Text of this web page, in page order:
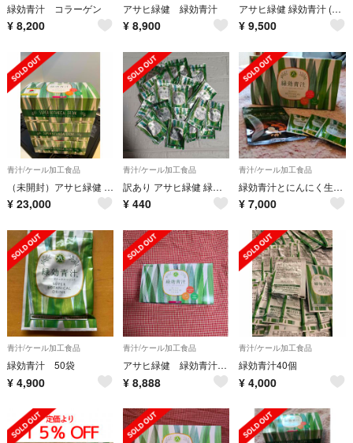
緑効青汁 コラーゲン
¥ 8,200
アサヒ緑健 緑効青汁
¥ 8,900
アサヒ緑健 緑効青汁 (127袋)
¥ 9,500
青汁/ケール加工食品
（未開封）アサヒ緑健 緑効青汁 3箱 (270袋)
¥ 23,000
青汁/ケール加工食品
訳あり アサヒ緑健 緑効青汁 26袋
¥ 440
青汁/ケール加工食品
緑効青汁とにんにく生姜セット
¥ 7,000
青汁/ケール加工食品
緑効青汁 50袋
¥ 4,900
青汁/ケール加工食品
アサヒ緑健 緑効青汁90袋新品
¥ 8,888
青汁/ケール加工食品
緑効青汁40個
¥ 4,000